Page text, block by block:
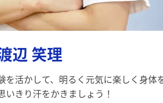
辺 笑理
を活かして、明るく元気に楽しく身体
きり汗をかきましょう！